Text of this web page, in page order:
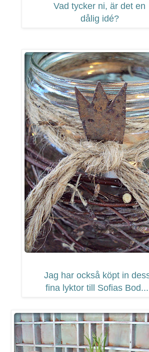
Vad tycker ni, är det en
dålig idé?
Jag har också köpt in
fina lyktor till Sofias